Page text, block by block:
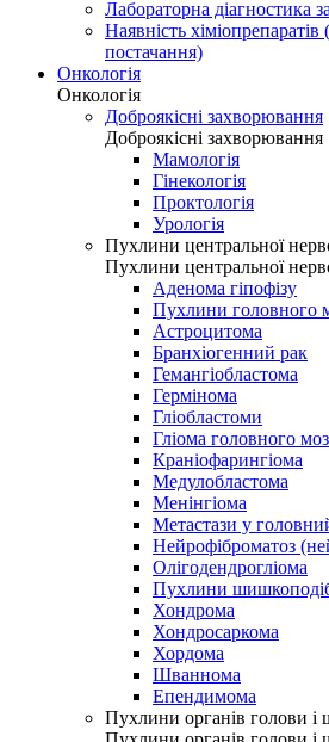
Лабораторна
Наявність хіміопрепаратів
постачання)
Онкологія
Онкологія
Доброякісні захворювання
Доброякісні захворювання
Мамологія
Гінекологія
Проктологія
Урологія
Пухлини центральної
Пухлини центральної
Аденома гіпофізу
Пухлини головного
Астроцитома
Бранхіогенний рак
Гемангіобластома
Гермінома
Гліобластоми
Гліома головного
Краніофарингіома
Медулобластома
Менінгіома
Метастази у
Нейрофіброматоз
Олігодендрогліома
Пухлини
Хондрома
Хондросаркома
Хордома
Шваннома
Епендимома
Пухлини органів голови і